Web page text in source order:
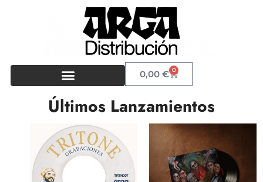
0,00€ 0
Últimos Lanzamientos